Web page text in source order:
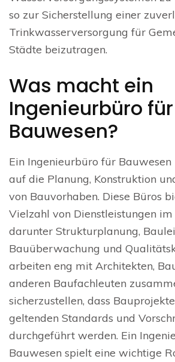
so zur Sicherstellung einer
Trinkwasserversorgung für
Städte beizutragen.
Was macht ein
Ingenieurbüro für
Bauwesen?
Ein Ingenieurbüro für
auf die Planung, Konstruktion
von Bauvorhaben. Diese Büros
Vielzahl von Dienstleistungen
darunter Strukturplanung,
Bauüberwachung und
arbeiten eng mit Architekten,
anderen Baufachleuten
sicherzustellen, dass
geltenden Standards und
durchgeführt werden. Ein
Bauwesen spielt eine wichtige